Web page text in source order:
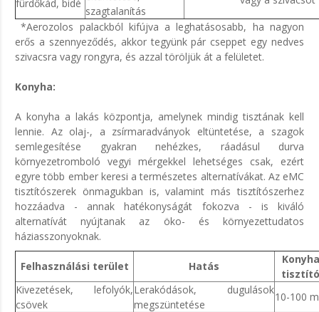
fürdőkád, bidé
szagtalanítás
*Aerozolos palackból kifújva a leghatásosabb, ha nagyon
erős a szennyeződés, akkor tegyünk pár cseppet egy nedves
szivacsra vagy rongyra, és azzal töröljük át a felületet.
Konyha:
A konyha a lakás központja, amelynek mindig tisztának kell
lennie. Az olaj-, a zsírmaradványok eltüntetése, a szagok
semlegesítése gyakran nehézkes, ráadásul durva
környezetromboló vegyi mérgekkel lehetséges csak, ezért
egyre több ember keresi a természetes alternatívákat. Az eMC
tisztítószerek önmagukban is, valamint más tisztítószerhez
hozzáadva - annak hatékonyságát fokozva - is kiváló
alternatívát nyújtanak az öko- és környezettudatos
háziasszonyoknak.
Felhasználási terület Hatás
Kivezetések, lefolyók,
csövek
Lerakódások, dugulások
megszüntetése
10-100